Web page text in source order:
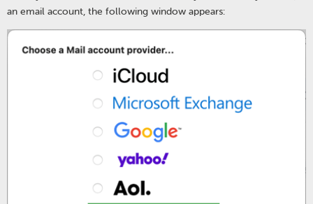
an email account, the following window appears: